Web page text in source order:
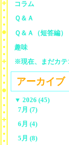
コラム
Ｑ＆Ａ
Ｑ＆Ａ（短答編）
趣味
※現在、まだカ
アーカイブ
▼ 2026 (45)
7月 (7)
6月 (4)
5月 (8)